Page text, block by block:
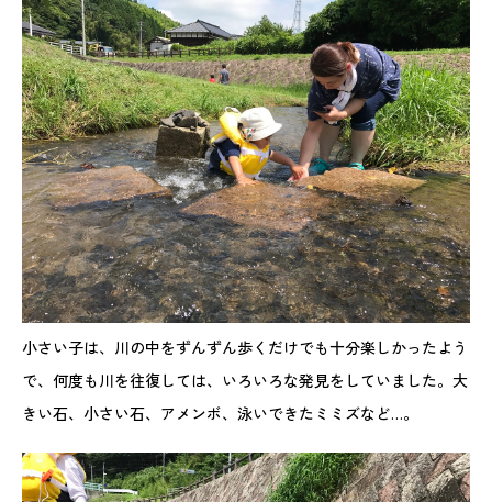
小さい子は、川の中をずんずん歩くだけでも十分楽しかったよう
で、何度も川を往復しては、いろいろな発見をしていました。大
きい石、小さい石、アメンボ、泳いできたミミズなど…。